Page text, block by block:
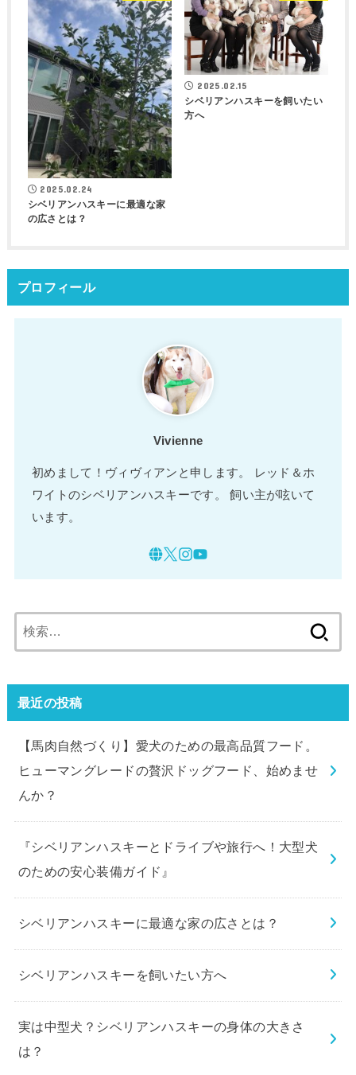
2025.02.24
シベリアンハスキーに最適な家
の広さとは？
2025.02.15
シベリアンハスキーを飼いたい
方へ
プロフィール
Vivienne
初めまして！ヴィヴィアンと申します。 レッド＆ホ
ワイトのシベリアンハスキーです。 飼い主が呟いて
います。
索:
最近の投稿
【馬肉自然づくり】愛犬のための最高品質フード。
ヒューマングレードの贅沢ドッグフード、始めませ
んか？
『シベリアンハスキーとドライブや旅行へ！大型犬
のための安心装備ガイド』
シベリアンハスキーに最適な家の広さとは？
シベリアンハスキーを飼いたい方へ
実は中型犬？シベリアンハスキーの身体の大きさ
は？